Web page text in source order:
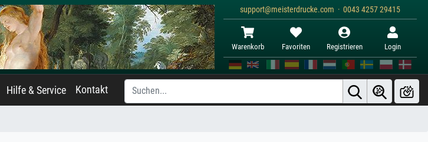
support@meisterdrucke.com · 0043 4257 29415
Warenkorb Favoriten Registrieren Login
Hilfe & Service Kontakt